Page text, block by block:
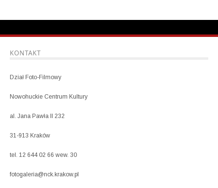
KONTAKT
Dział Foto-Filmowy
Nowohuckie Centrum Kultury
al. Jana Pawła II 232
31-913 Kraków
tel. 12 644 02 66 wew. 30
fotogaleria@nck.krakow.pl